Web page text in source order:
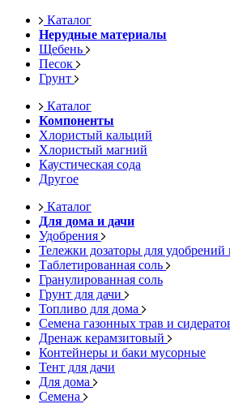
Каталог
Нерудные материалы
Щебень
Песок
Грунт
Каталог
Компоненты
Хлористый кальций
Хлористый магний
Каустическая сода
Другое
Каталог
Для дома и дачи
Удобрения
Тележки дозаторы для удобрений
Таблетированная соль
Гранулированная соль
Грунт для дачи
Топливо для дома
Семена газонных трав и
Дренаж керамзитовый
Контейнеры и баки мусорные
Тент для дачи
Для дома
Семена